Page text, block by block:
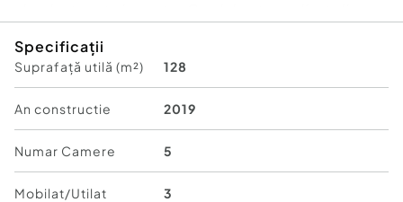
Utilitați: apa, curent electric, fosa (canalizarea
este la poarta), gazele sunt disponibile pe strada.
O locuinta practica, luminoasa si pregatita pentru
finisajele tale.
Pentru informații suplimentare și programarea
unei vizionări, echipa Beniamin Imobiliare va sta la
dispozitie!
Pretul este negociabil!
Specificații
Suprafață utilă (m²) 128
An constructie 2019
Numar Camere 5
Mobilat/Utilat 3